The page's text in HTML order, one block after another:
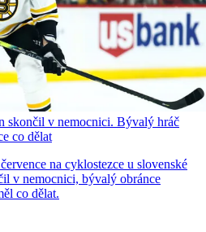
skončil v nemocnici. Bývalý hráč
co dělat
na cyklostezce u slovenské
v nemocnici, bývalý obránce
co dělat.